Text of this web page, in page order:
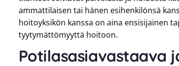
ammattilaisen tai hänen esihenkilönsä
hoitoyksikön kanssa on aina ensisijainen
tyytymättömyyttä hoitoon.
Potilasasiavastaava